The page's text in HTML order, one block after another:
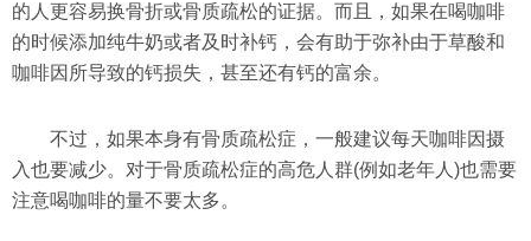
的人更容易换骨折或骨质疏松的证据。而且，如果在喝咖啡
的时候添加纯牛奶或者及时补钙，会有助于弥补由于草酸和
咖啡因所导致的钙损失，甚至还有钙的富余。
不过，如果本身有骨质疏松症，一般建议每天咖啡因摄
入也要减少。对于骨质疏松症的高危人群(例如老年人)也需要
注意喝咖啡的量不要太多。